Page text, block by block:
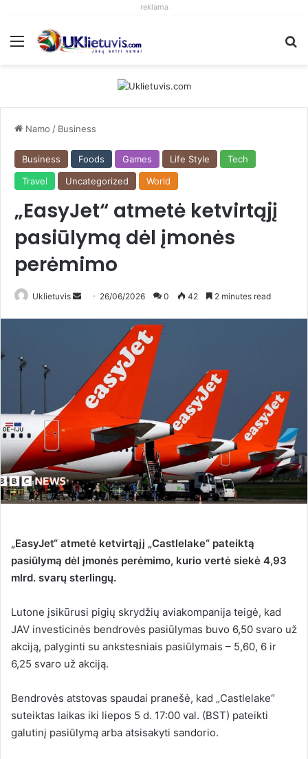
reklama
Meniu
Namo / Business
Business Foods Games Life Style
Tech
Travel
Uncategorized World
„EasyJet“ atmetė ketvirtąjį
pasiūlymą dėl įmonės
perėmimo
Uklietuvis
m
i
l
26/06/2026 0 42 2 minutes read
„EasyJet“ atmetė ketvirtąjį „Castlelake“ pateiktą
pasiūlymą dėl įmonės perėmimo, kurio vertė siekė 4,93
mlrd. svarų sterlingų.
Lutone įsikūrusi pigių skrydžių aviakompanija teigė, kad
JAV investicinės bendrovės pasiūlymas buvo 6,50 svaro už
akciją, palyginti su ankstesniais pasiūlymais – 5,60, 6 ir
6,25 svaro už akciją.
Bendrovės atstovas spaudai pranešė, kad „Castlelake“
suteiktas laikas iki liepos 5 d. 17:00 val. (BST) pateikti
galutinį pasiūlymą arba atsisakyti sandorio.